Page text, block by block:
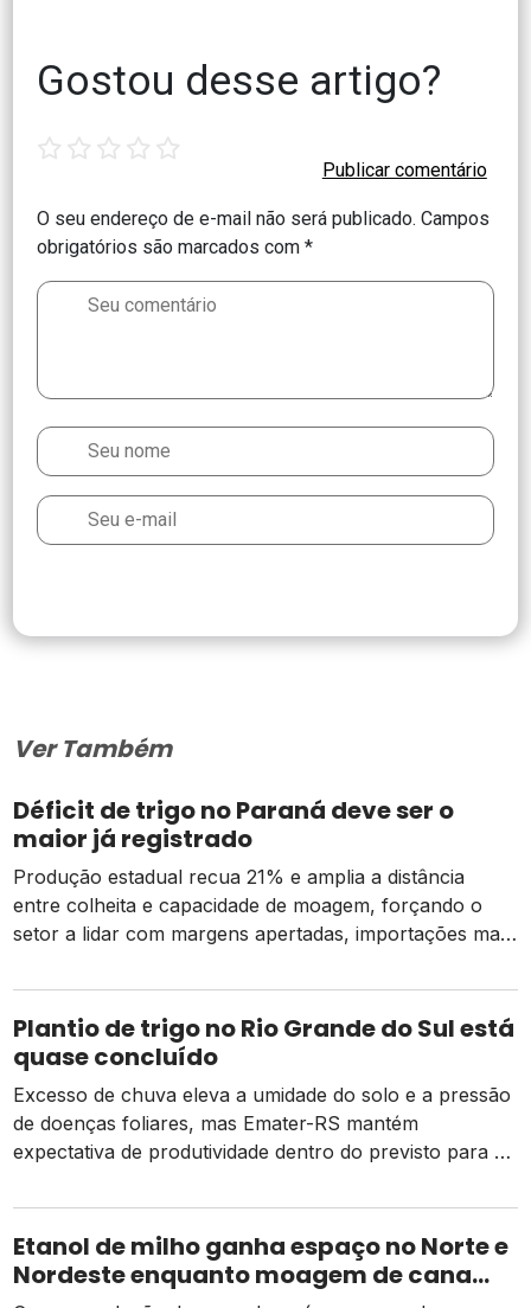
Gostou desse artigo?
O seu endereço de e-mail não será publicado. Campos
obrigatórios são marcados com*
star stars stars stars stars
Ver Também
Déficit de trigo no Paraná deve ser o
maior já registrado
Produção estadual recua 21% e amplia a distância
entre colheita e capacidade de moagem, forçando o
setor a lidar com margens apertadas, importações mais
Plantio de trigo no Rio Grande do Sul está
quase concluído
Excesso de chuva eleva a umidade do solo e a pressão
de doenças foliares, mas Emater-RS mantém
expectativa de produtividade dentro do previsto para a
Etanol de milho ganha espaço no Norte e
Nordeste enquanto moagem de cana